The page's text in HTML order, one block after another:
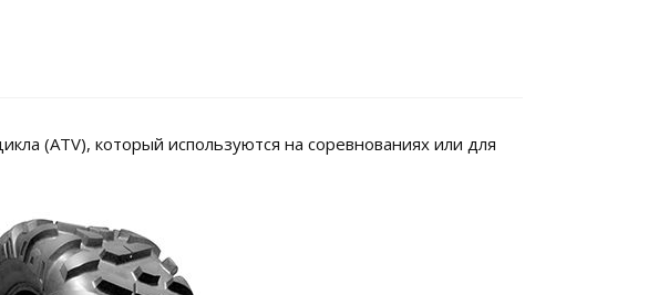
(ATV), который используются на соревнованиях или для